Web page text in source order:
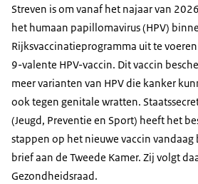
Streven is om vanaf het najaar van
het humaan papillomavirus (HPV)
Rijksvaccinatieprogramma uit te
9-valente HPV-vaccin. Dit vaccin
meer varianten van HPV die kanker
ook tegen genitale wratten.
(Jeugd, Preventie en Sport) heeft het
stappen op het nieuwe vaccin
brief aan de Tweede Kamer. Zij volgt
Gezondheidsraad.